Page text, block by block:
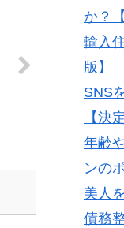
か？
輸入
版】
SNS
【決
年齢
ンの
美人
債務